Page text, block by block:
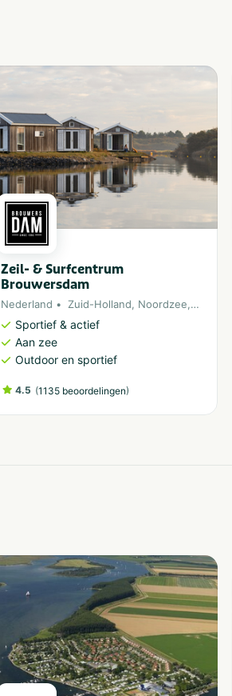
Zeil- & Surfcentrum
Brouwersdam
Nederland Zuid-Holland, Noordzee, Ouddorp
Sportief & actief
Aan zee
Outdoor en sportief
4.5 (1135 beoordelingen)